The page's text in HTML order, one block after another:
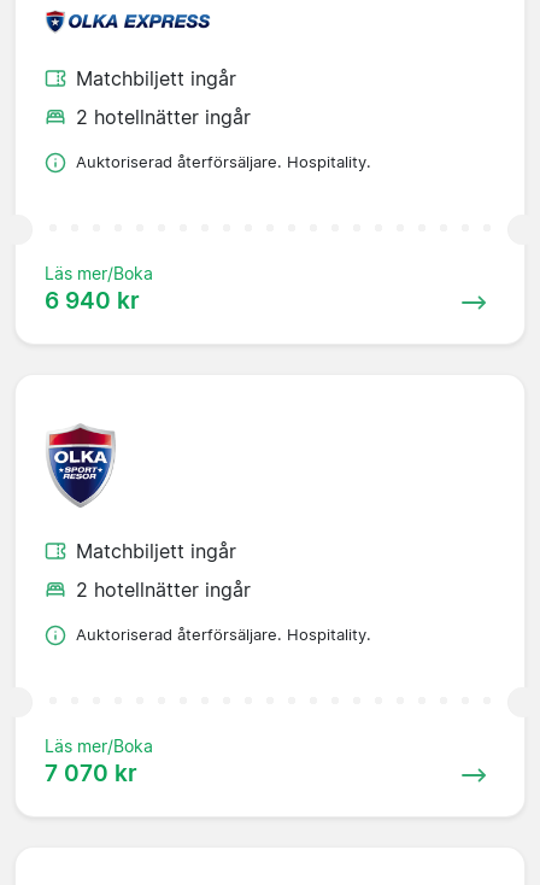
Matchbiljett ingår
2 hotellnätter ingår
Auktoriserad återförsäljare. Hospitality.
Läs mer/Boka
6 940 kr
Matchbiljett ingår
2 hotellnätter ingår
Auktoriserad återförsäljare. Hospitality.
Läs mer/Boka
7 070 kr